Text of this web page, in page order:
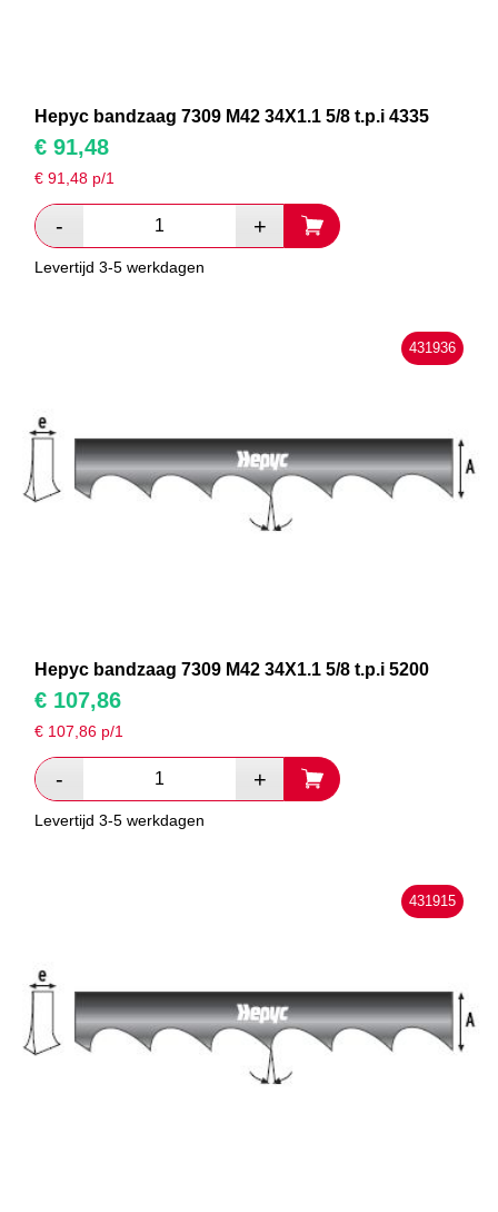
Hepyc bandzaag 7309 M42 34X1.1 5/8 t.p.i 4335
€ 91,48
€91,48 p/1
Levertijd 3-5 werkdagen
431936
Hepyc bandzaag 7309 M42 34X1.1 5/8 t.p.i 5200
€ 107,86
€ 107,86 p/1
Levertijd 3-5 werkdagen
431915